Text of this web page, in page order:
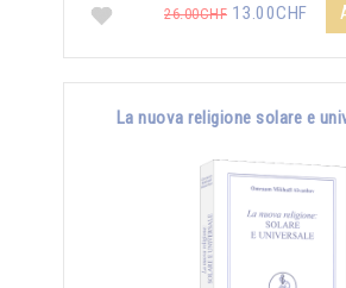
26.00CHF 13.00CHF
La nuova religione solare e